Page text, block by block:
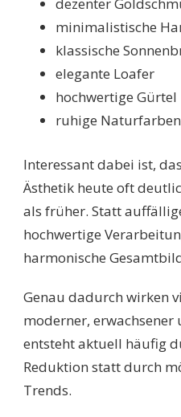
dezenter
minimalistische
klassische
elegante Loafer
hochwertige Gürtel
ruhige Naturfarben
Interessant dabei ist,
Ästhetik heute oft
als früher. Statt
hochwertige
harmonische
Genau dadurch wirken
moderner, erwachsener
entsteht aktuell häufig
Reduktion statt durch
Trends.